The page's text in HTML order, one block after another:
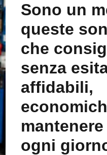
Sono un
queste
che
senza
affidabili,
ogni